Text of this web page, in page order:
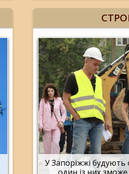
У Запоріжжі будують